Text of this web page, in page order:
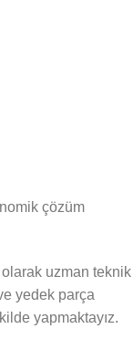
çözüm
uzman teknik
yedek parça
yapmaktayız.